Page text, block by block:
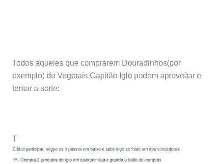
Todos aqueles que comprarem Douradinhos(por
exemplo) de Vegetais Capitão Iglo podem aproveitar e
tentar a sorte:
T